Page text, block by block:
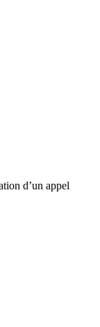
d’un appel